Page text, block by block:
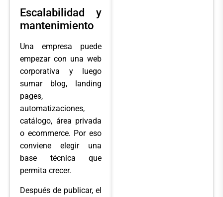
Escalabilidad y
mantenimiento
Una empresa puede
empezar con una web
corporativa y luego
sumar blog, landing
pages,
automatizaciones,
catálogo, área privada
o ecommerce. Por eso
conviene elegir una
base técnica que
permita crecer.
Después de publicar, el